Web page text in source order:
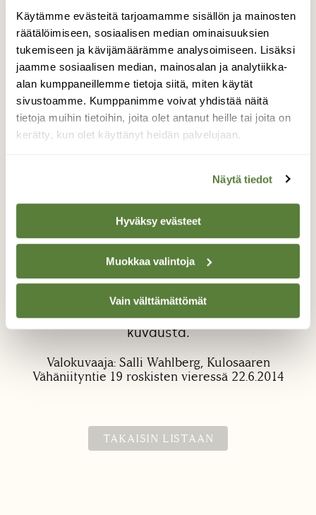
Käytämme evästeitä tarjoamamme sisällön ja mainosten
räätälöimiseen, sosiaalisen median ominaisuuksien
tukemiseen ja kävijämäärämme analysoimiseen. Lisäksi
jaamme sosiaalisen median, mainosalan ja analytiikka-
alan kumppaneillemme tietoja siitä, miten käytät
sivustoamme. Kumppanimme voivat yhdistää näitä
tietoja muihin tietoihin, joita olet antanut heille tai joita on
kerätty, kun olet käyttänyt heidän palvelujaan.
Näytä tiedot
Hyväksy evästeet
Muokkaa valintoja
Vain välttämättömät
Minkä linnun poikanen tämä
lentotaidoton hiippari?
Huomasin roskia viedessäni tämän pienen
lintusen siinä harmaalla asfaltilla
nurmireunuksen vieressä. Se oli paikoillaan,
vain käänteli päätään ja katseli milloin minua
milloin ympärilleen. Koska minulla oli kamera
päänkääntelystä. Juttelin sille ja se katsoi
minua kauan valppaasti. Videoinnin aikana
se lähti kuitenkin kohta kipittämään
roskisten väliin ja pujahteli sieltä pois ja
viikon kuluttua, eli tänään 9.7. se oli jälleen
samalla pihakadulla, tosin nyt pienen niityn
reunassa. Vieläkään se ei lentänyt pakoon.
Ihmettelen vain kun en löydä siihen sopivaa
kuvausta.
Valokuvaaja: Salli Wahlberg, Kulosaaren
Vähäniityntie 19 roskisten vieressä 22.6.2014
TAKAISIN LISTAAN